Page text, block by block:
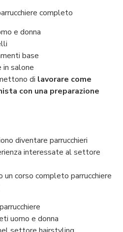
completo
e donna
base
salone
di lavorare come
con una preparazione
diventare parrucchieri
interessate al settore
un corso completo parrucchiere
uomo e donna